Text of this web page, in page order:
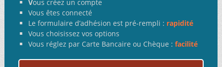
Vous créez un compte
Vous êtes connecté
Le formulaire d’adhésion est pré-rempli : rapidité
Vous choisissez vos options
Vous réglez par Carte Bancaire ou Chèque : facilité